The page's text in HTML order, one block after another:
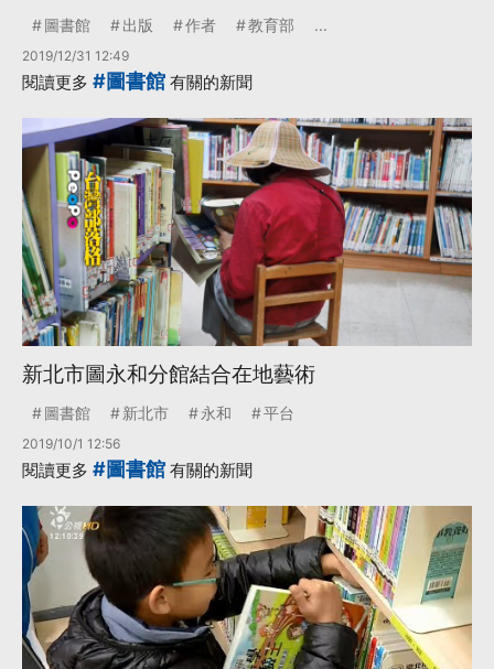
圖書館 出版 作者 教育部 ...
2019/12/31 12:49
閱讀更多 #圖書館 有關的新聞
新北市圖永和分館結合在地藝術
圖書館 新北市 永和 平台
2019/10/1 12:56
閱讀更多 #圖書館 有關的新聞